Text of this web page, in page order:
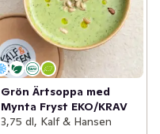
Grön Ärtsoppa med
Mynta Fryst EKO/KRAV
3,75 dl, Kalf & Hansen